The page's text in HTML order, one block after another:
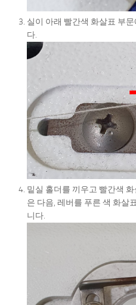
실이 아래 빨간색 화살표 부
다.
밑실 홀더를 끼우고 빨간색
은 다음, 레버를 푸른 색 화살
니다.